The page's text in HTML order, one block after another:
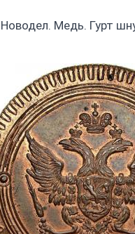
Медь. Гурт